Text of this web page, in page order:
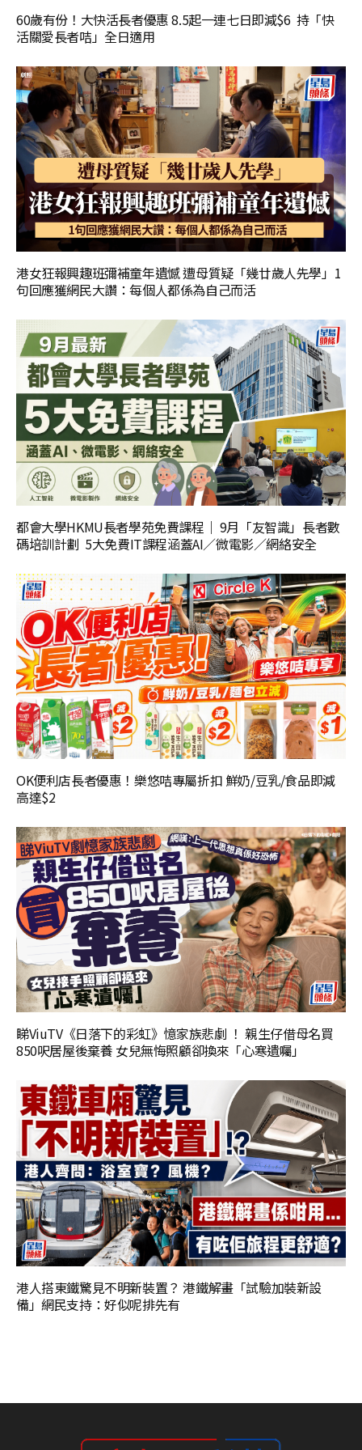
60歲有份！大快活長者優惠 8.5起一連七日即減$6 持「快
活關愛長者咭」全日適用
港女狂報興趣班彌補童年遺憾 遭母質疑「幾廿歲人先學」1
句回應獲網民大讚：每個人都係為自己而活
都會大學HKMU長者學苑免費課程｜ 9月「友智識」長者數
碼培訓計劃 5大免費IT課程涵蓋AI／微電影／網絡安全
OK便利店長者優惠！樂悠咭專屬折扣 鮮奶/豆乳/食品即減
高達$2
睇ViuTV《日落下的彩虹》憶家族悲劇 ！ 親生仔借母名買
850呎居屋後棄養 女兒無悔照顧卻換來「心寒遺囑」
港人搭東鐵驚見不明新裝置？ 港鐵解畫「試驗加裝新設
備」網民支持：好似呢排先有